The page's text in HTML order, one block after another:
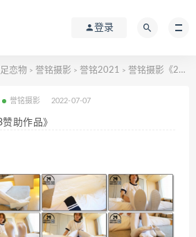
登录
恋物 > 誉铭摄影 > 誉铭2021 > 誉铭摄影《2021.5.13赞助作品》
誉铭摄影 2022-07-07
助作品》